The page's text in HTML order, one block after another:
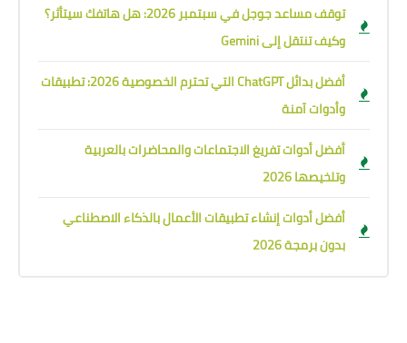
توقف مساعد جوجل في سبتمبر 2026: هل هاتفك سيتأثر؟
وكيف تنتقل إلى Gemini
أفضل بدائل ChatGPT التي تحترم الخصوصية 2026: تطبيقات
وأدوات آمنة
أفضل أدوات تفريغ الاجتماعات والمحاضرات بالعربية
وتلخيصها 2026
أفضل أدوات إنشاء تطبيقات الأعمال بالذكاء الاصطناعي
بدون برمجة 2026